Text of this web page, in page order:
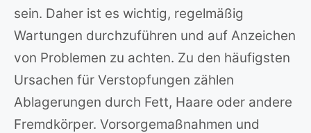
sein. Daher ist es wichtig, regelmäßig
Wartungen durchzuführen und auf Anzeichen
von Problemen zu achten. Zu den häufigsten
Ursachen für Verstopfungen zählen
Ablagerungen durch Fett, Haare oder andere
Fremdkörper. Vorsorgemaßnahmen und